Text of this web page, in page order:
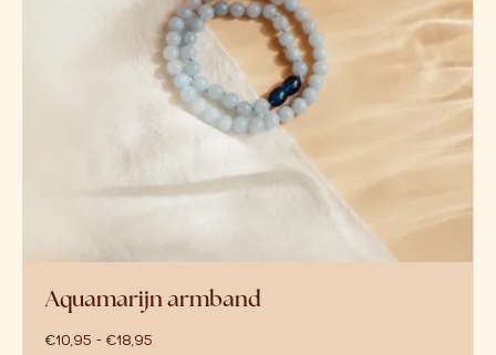
Aquamarijn armband
€10,95 - €18,95